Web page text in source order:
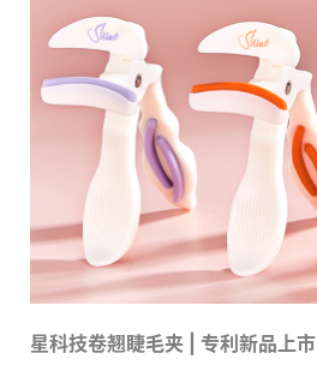
星科技卷翘睫毛夹 | 专利新品上市